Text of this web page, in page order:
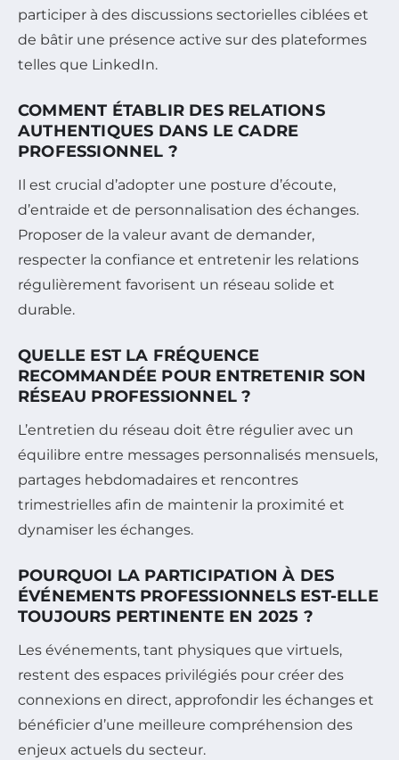
participer à des discussions sectorielles ciblées et
de bâtir une présence active sur des plateformes
telles que LinkedIn.
COMMENT ÉTABLIR DES RELATIONS
AUTHENTIQUES DANS LE CADRE
PROFESSIONNEL ?
Il est crucial d’adopter une posture d’écoute,
d’entraide et de personnalisation des échanges.
Proposer de la valeur avant de demander,
respecter la confiance et entretenir les relations
régulièrement favorisent un réseau solide et
durable.
QUELLE EST LA FRÉQUENCE
RECOMMANDÉE POUR ENTRETENIR SON
RÉSEAU PROFESSIONNEL ?
L’entretien du réseau doit être régulier avec un
équilibre entre messages personnalisés mensuels,
partages hebdomadaires et rencontres
trimestrielles afin de maintenir la proximité et
dynamiser les échanges.
POURQUOI LA PARTICIPATION À DES
ÉVÉNEMENTS PROFESSIONNELS EST-ELLE
TOUJOURS PERTINENTE EN 2025 ?
Les événements, tant physiques que virtuels,
restent des espaces privilégiés pour créer des
connexions en direct, approfondir les échanges et
bénéficier d’une meilleure compréhension des
enjeux actuels du secteur.